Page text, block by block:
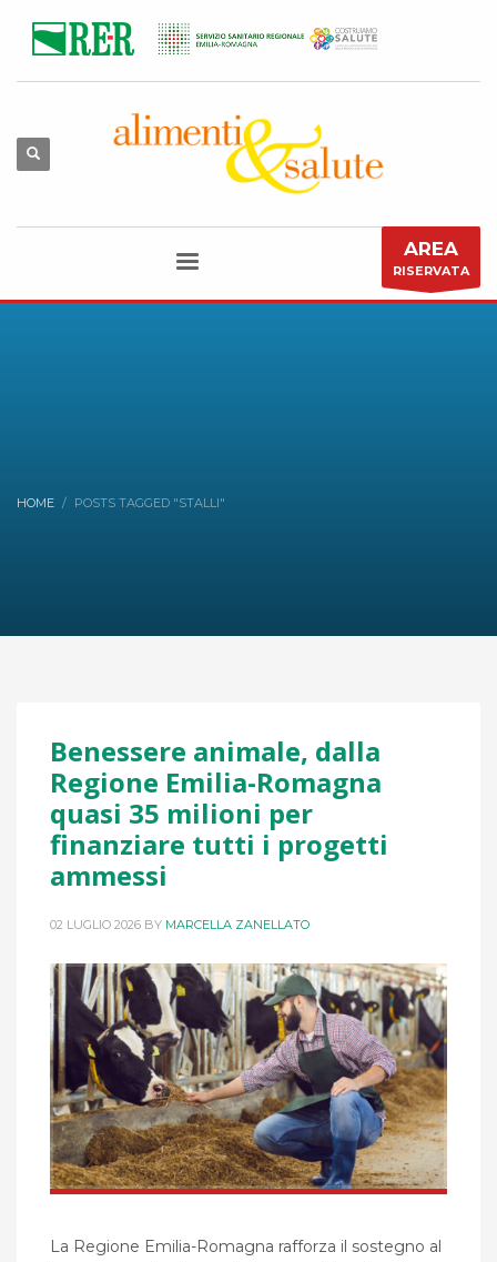
AREA
RISERVATA
HOME POSTS TAGGED "STALLI"
Benessere animale, dalla
Regione Emilia-Romagna
quasi 35 milioni per
finanziare tutti i progetti
ammessi
02 LUGLIO 2026 BY MARCELLA ZANELLATO
La Regione Emilia-Romagna rafforza il sostegno al